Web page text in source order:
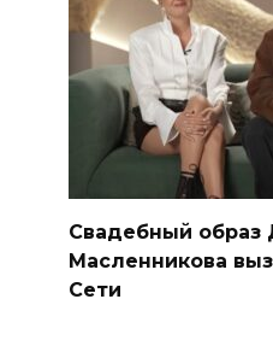
Свадебный образ
Масленникова
Сети